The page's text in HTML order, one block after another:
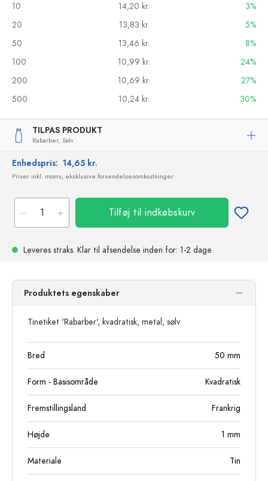
10
14,20 kr.
3%
20
13,83 kr.
5%
50
13,46 kr.
8%
100
10,99 kr.
24%
200
10,69 kr.
27%
500
10,24 kr. 30%
TILPAS PRODUKT
Rabarber, Sølv
Enhedspris: 14,65 kr.
Priser inkl. moms, eksklusive forsendelsesomkostninger
Tilføj til indkøbskurv
Leveres straks. Klar til afsendelse inden for: 1-2 dage
Produktets egenskaber
Tinetiket 'Rabarber', kvadratisk, metal, sølv
Bred 50 mm
Form - Basisområde Kvadratisk
Fremstillingsland Frankrig
Højde 1 mm
Materiale Tin